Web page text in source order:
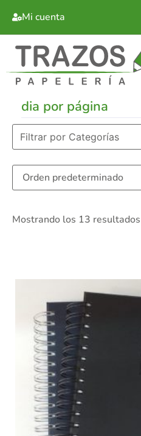
Mi cuenta
dia por página
Filtrar por Categorías
Mostrando los 13 resultados